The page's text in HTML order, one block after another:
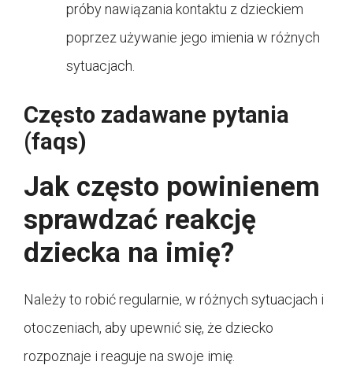
próby nawiązania kontaktu z dzieckiem
poprzez używanie jego imienia w różnych
sytuacjach.
Często zadawane pytania
(faqs)
Jak często powinienem
sprawdzać reakcję
dziecka na imię?
Należy to robić regularnie, w różnych sytuacjach i
otoczeniach, aby upewnić się, że dziecko
rozpoznaje i reaguje na swoje imię.